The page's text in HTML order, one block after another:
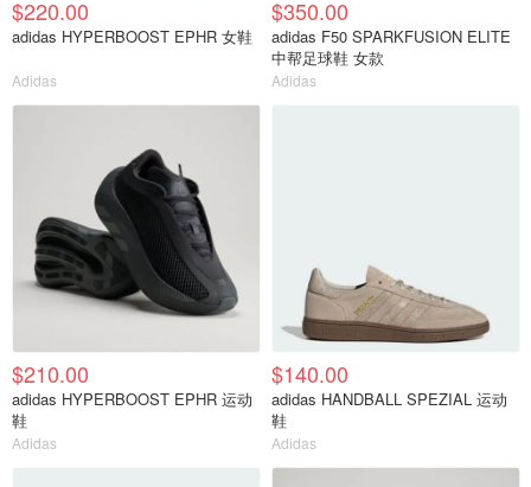
$220.00
adidas HYPERBOOST EPHR 女鞋
Adidas
$350.00
adidas F50 SPARKFUSION ELITE
中帮足球鞋 女款
Adidas
$210.00
adidas HYPERBOOST EPHR 运动
鞋
Adidas
$140.00
adidas HANDBALL SPEZIAL 运动
鞋
Adidas